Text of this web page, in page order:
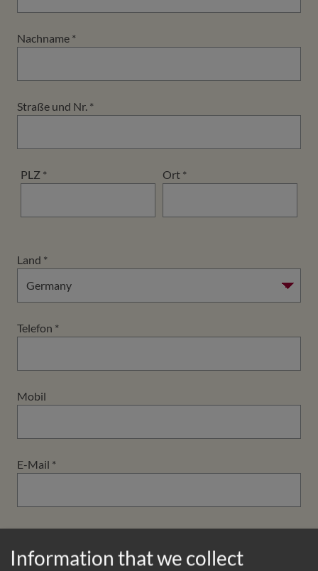
Nachname *
Straße und Nr. *
PLZ * Ort *
Land *
Telefon *
Mobil
E-Mail *
Geburtsdatum*
Information that we collect